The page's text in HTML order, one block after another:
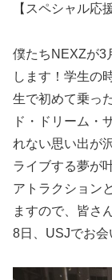
【スペシャル応
僕たちNEXZが3
します！学生の
生で初めて乗っ
ド・ドリーム・
れない思い出が
ライブする夢が
アトラクション
ますので、皆さ
8日、USJでお会